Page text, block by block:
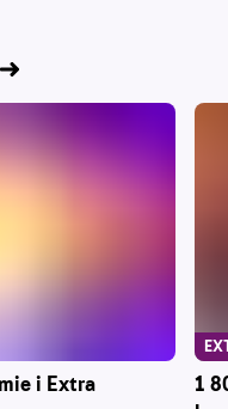
i Extra
1